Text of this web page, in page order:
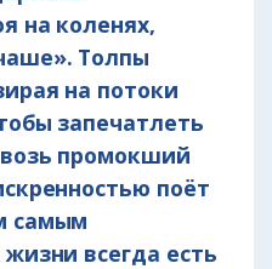
на коленях,
Толпы
на потоки
запечатлеть
промокший
поёт
самым
всегда есть